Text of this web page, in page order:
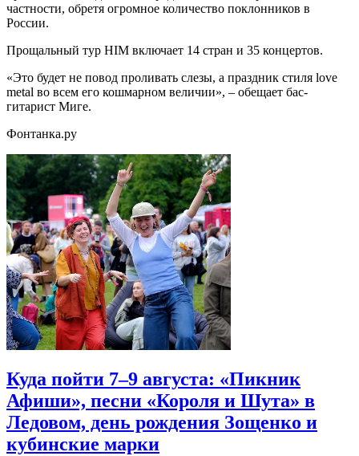
частности, обретя огромное количество поклонников в
России.
Прощальный тур HIM включает 14 стран и 35 концертов.
«Это будет не повод проливать слезы, а праздник стиля love
metal во всем его кошмарном величии», – обещает бас-
гитарист Миге.
Фонтанка.ру
Куда пойти 7–9 августа: «Пикник
Афиши», песни «Короля и Шута» в
Ледовом, день рождения Зощенко и
кубинские марки